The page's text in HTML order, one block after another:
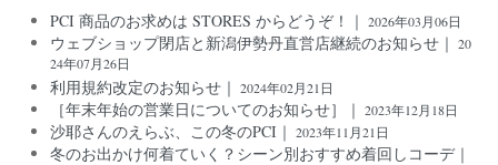
PCI 商品のお求めは STORES からどうぞ！｜ 2026年03月06日
ウェブショップ閉店と新潟伊勢丹直営店継続のお知らせ｜ 20
24年07月26日
利用規約改定のお知らせ｜ 2024年02月21日
［年末年始の営業日についてのお知らせ］｜ 2023年12月18日
沙耶さんのえらぶ、この冬のPCI｜ 2023年11月21日
冬のお出かけ何着ていく？シーン別おすすめ着回しコーデ｜